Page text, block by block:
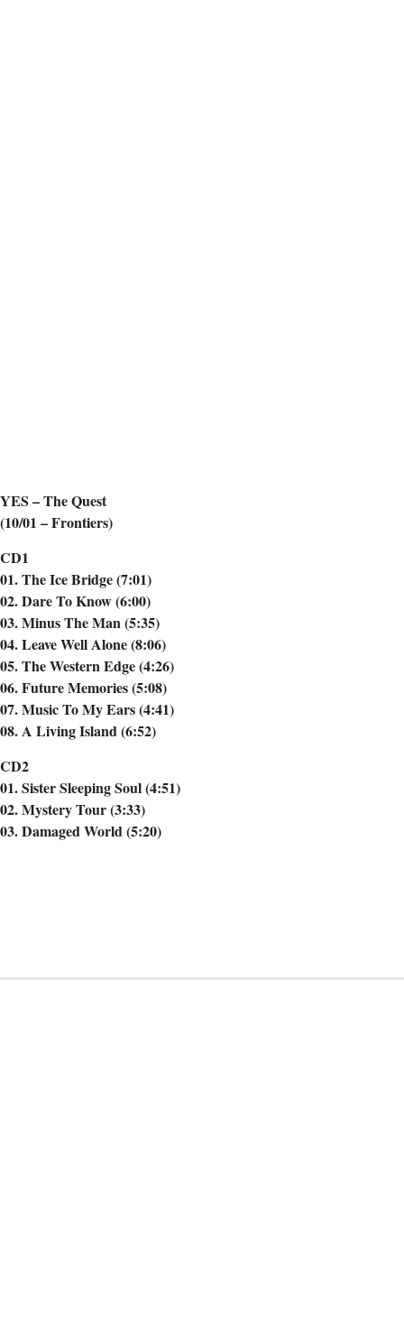
YES – The Quest
(10/01 – Frontiers)
CD1
01. The Ice Bridge (7:01)
02. Dare To Know (6:00)
03. Minus The Man (5:35)
04. Leave Well Alone (8:06)
05. The Western Edge (4:26)
06. Future Memories (5:08)
07. Music To My Ears (4:41)
08. A Living Island (6:52)
CD2
01. Sister Sleeping Soul (4:51)
02. Mystery Tour (3:33)
03. Damaged World (5:20)